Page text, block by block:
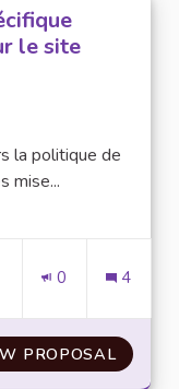
le site
la politique de
mise...
et Droit
0 4
PROPOSAL